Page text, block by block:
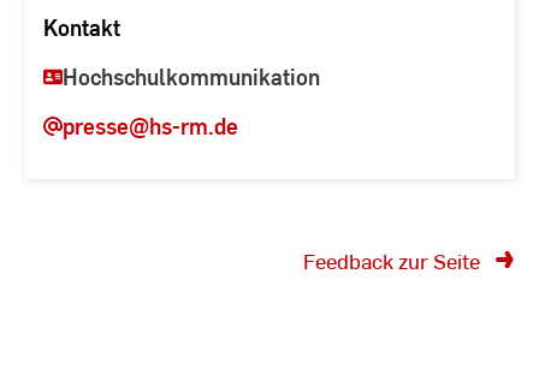
Kontakt
Hochschulkommunikation
presse@hs-rm.de
Feedback zur Seite